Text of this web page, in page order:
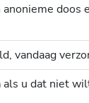
doos
vandaag
als u dat niet